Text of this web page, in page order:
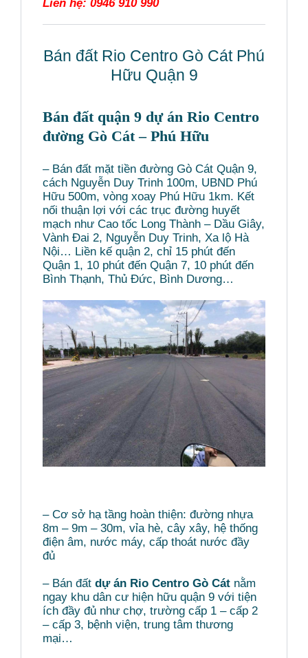
Liên hệ: 0946 910 990
Bán đất Rio Centro Gò Cát Phú
Hữu Quận 9
Bán đất quận 9 dự án Rio Centro
đường Gò Cát – Phú Hữu
– Bán đất mặt tiền đường Gò Cát Quận 9,
cách Nguyễn Duy Trinh 100m, UBND Phú
Hữu 500m, vòng xoay Phú Hữu 1km. Kết
nối thuận lợi với các trục đường huyết
mạch như Cao tốc Long Thành – Dầu Giây,
Vành Đai 2, Nguyễn Duy Trinh, Xa lộ Hà
Nội… Liền kế quận 2, chỉ 15 phút đến
Quận 1, 10 phút đến Quận 7, 10 phút đến
Bình Thạnh, Thủ Đức, Bình Dương…
– Cơ sở hạ tầng hoàn thiện: đường nhựa
8m – 9m – 30m, vỉa hè, cây xây, hệ thống
điện âm, nước máy, cấp thoát nước đầy
đủ
– Bán đấtdự án Rio Centro Gò Cát nằm
ngay khu dân cư hiện hữu quận 9 với tiện
ích đầy đủ như chợ, trường cấp 1 – cấp 2
– cấp 3, bệnh viện, trung tâm thương
mại…